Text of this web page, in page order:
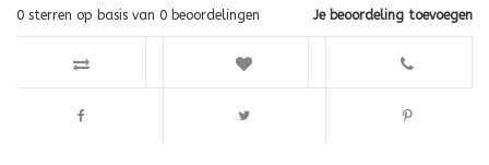
Je beoordeling toevoegen
0 sterren op basis van 0 beoordelingen